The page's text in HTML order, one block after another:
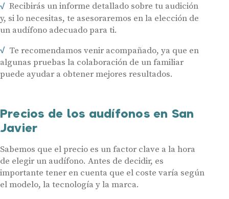
Recibirás un informe detallado sobre tu audición
y, si lo necesitas, te asesoraremos en la elección de
un audífono adecuado para ti.
Te recomendamos venir acompañado, ya que en
algunas pruebas la colaboración de un familiar
puede ayudar a obtener mejores resultados.
Precios de los audífonos en San
Javier
Sabemos que el precio es un factor clave a la hora
de elegir un audífono. Antes de decidir, es
importante tener en cuenta que el coste varía según
el modelo, la tecnología y la marca.
Audífonos
Servicios
Contacto
audífonos
Nombre E-mail